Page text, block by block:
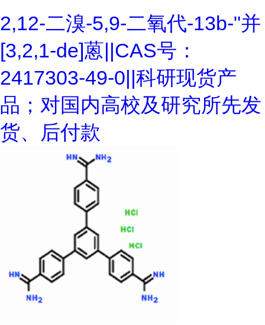
2,12-二溴-5,9-二氧代-13b-"并
[3,2,1-de]蒽||CAS号：
2417303-49-0||科研现货产
品；对国内高校及研究所先发
货、后付款